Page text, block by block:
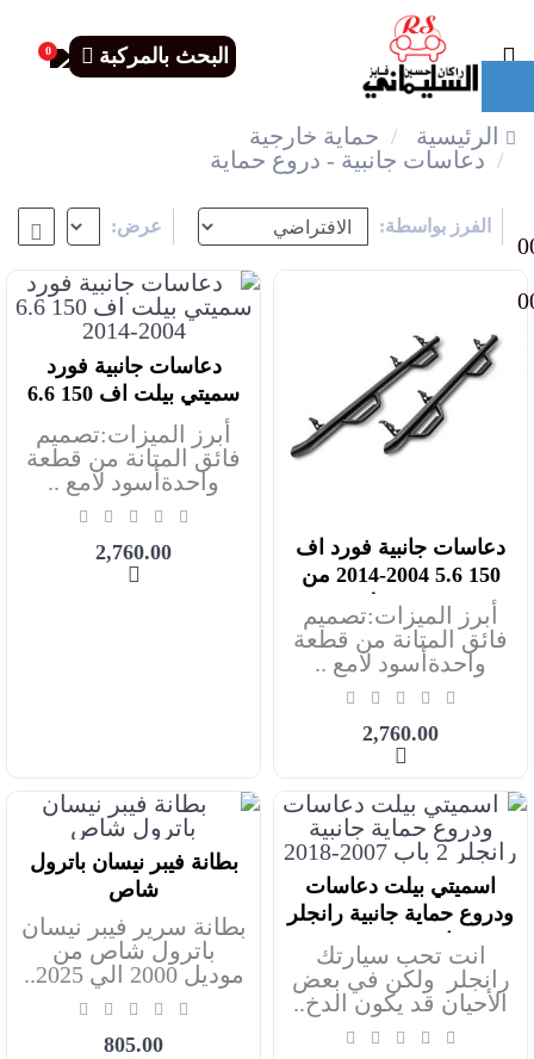
البحث بالمركبة 0
الرئيسية
حماية خارجية
دعاسات جانبية - دروع حماية
الفرز بواسطة: عرض:
أضف للعربة
دعاسات جانبية فورد اف
150 5.6 2004-2014 من
سميتي بيلت
أبرز الميزات:تصميم
فائق المتانة من قطعة
واحدةأسود لامع ..
2,760.00
أضف للعربة
دعاسات جانبية فورد
سميتي بيلت اف 150 6.6
2004-2014
أبرز الميزات:تصميم
فائق المتانة من قطعة
واحدةأسود لامع ..
2,760.00
أضف للعربة
اسميتي بيلت دعاسات
ودروع حماية جانبية رانجلر
انت تحب سيارتك
رانجلر ولكن في بعض
الأحيان قد يكون الدخ..
أضف للعربة
بطانة فيبر نيسان باترول
شاص
بطانة سرير فيبر نيسان
باترول شاص من
موديل 2000 الي 2025..
805.00